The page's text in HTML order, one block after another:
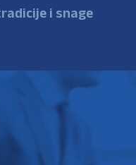
i snage